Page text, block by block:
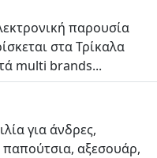
παρουσία
στα Τρίκαλα
multi brands...
για άνδρες,
παπούτσια, αξεσουάρ,